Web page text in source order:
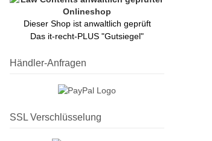
Dieser Shop ist anwaltlich geprüft
Das it-recht-PLUS "Gutsiegel"
Händler-Anfragen
SSL Verschlüsselung